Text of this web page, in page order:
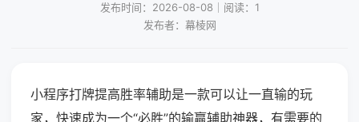
发布时间：2026-08-08｜阅读：1
发布者：幕棱网
小程序打牌提高胜率辅助是一款可以让一直输的玩
家，快速成为一个“必胜”的输赢辅助神器，有需要的